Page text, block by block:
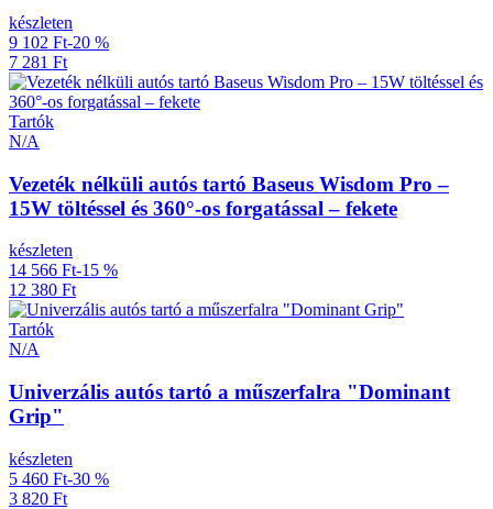
készleten
9 102 Ft-20 %
7 281 Ft
Tartók
N/A
Vezeték nélküli autós tartó Baseus Wisdom Pro –
15W töltéssel és 360°-os forgatással – fekete
készleten
14 566 Ft-15 %
12 380 Ft
Tartók
N/A
Univerzális autós tartó a műszerfalra "Dominant
Grip"
készleten
5 460 Ft-30 %
3 820 Ft